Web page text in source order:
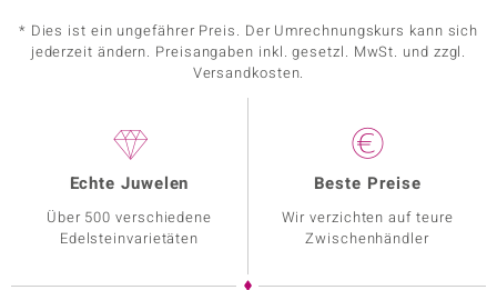
* Dies ist ein ungefährer Preis. Der Umrechnungskurs kann sich
jederzeit ändern. Preisangaben inkl. gesetzl. MwSt. und zzgl.
Versandkosten.
Echte Juwelen
Über 500 verschiedene
Edelsteinvarietäten
Beste Preise
Wir verzichten auf teure
Zwischenhändler